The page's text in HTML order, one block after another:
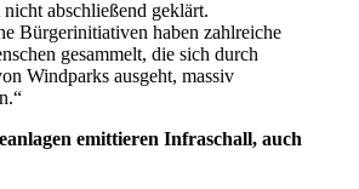
abschließend geklärt.
Bürgerinitiativen haben zahlreiche
gesammelt, die sich durch
Windparks ausgeht, massiv
emittieren Infraschall, auch